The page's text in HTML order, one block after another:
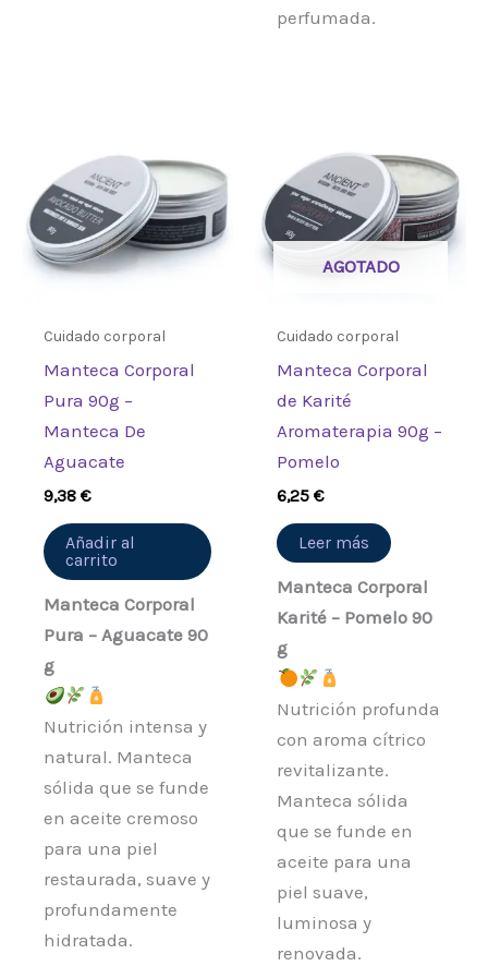
perfumada.
Cuidado corporal
Manteca Corporal
Pura 90g –
Manteca De
Aguacate
9,38€
Añadir al
carrito
Manteca Corporal
Pura – Aguacate 90
g
Nutrición intensa y
natural. Manteca
sólida que se funde
en aceite cremoso
para una piel
restaurada, suave y
profundamente
hidratada.
AGOTADO
Cuidado corporal
Manteca Corporal
de Karité
Aromaterapia 90g –
Pomelo
6,25€
Leer más
Manteca Corporal
Karité – Pomelo 90
g
Nutrición profunda
con aroma cítrico
revitalizante.
Manteca sólida
que se funde en
aceite para una
piel suave,
luminosa y
renovada.